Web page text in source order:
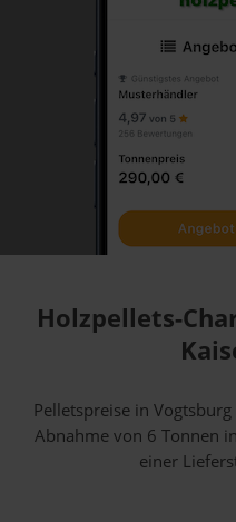
Holzpellets-
Pelletspreise in
Abnahmevon 6 Tonnen
einer